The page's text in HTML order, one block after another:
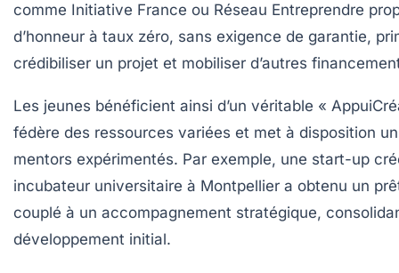
comme Initiative France ou Réseau Entreprendre
d’honneur à taux zéro, sans exigence de garantie,
crédibiliser un projet et mobiliser d’autres
Les jeunes bénéficient ainsi d’un véritable «
fédère des ressources variées et met à disposition
mentors expérimentés. Par exemple, une start-up
incubateur universitaire à Montpellier a obtenu un
couplé à un accompagnement stratégique,
développement initial.